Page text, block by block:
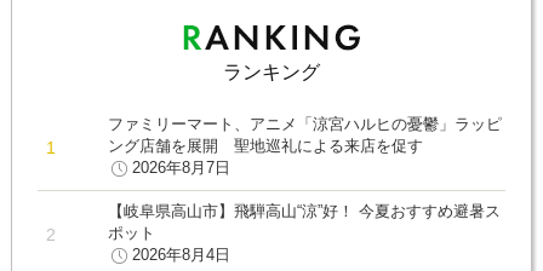
ランキング
ファミリーマート、アニメ「涼宮ハルヒの憂鬱」ラッピ
ング店舗を展開 聖地巡礼による来店を促す
2026年8月7日
【岐阜県高山市】飛騨高山“涼”好！ 今夏おすすめ避暑ス
ポット
2026年8月4日